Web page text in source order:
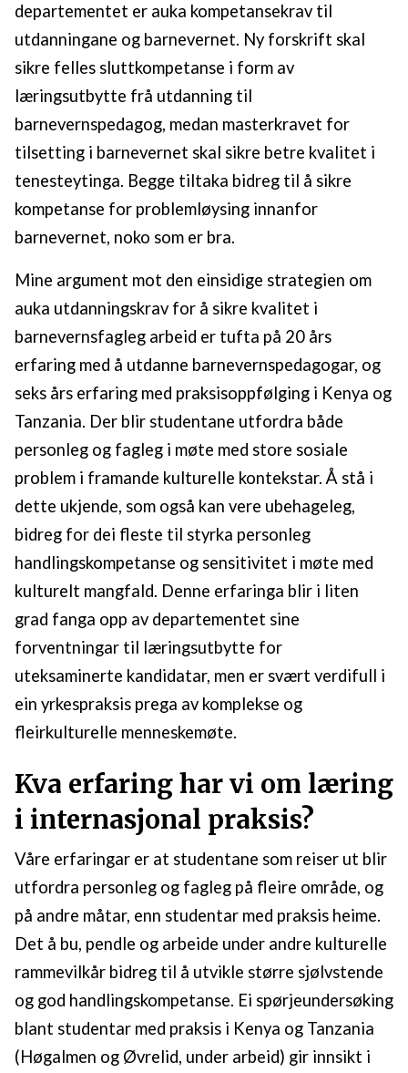
departementet er auka kompetansekrav til
utdanningane og barnevernet. Ny forskrift skal
sikre felles sluttkompetanse i form av
læringsutbytte frå utdanning til
barnevernspedagog, medan masterkravet for
tilsetting i barnevernet skal sikre betre kvalitet i
tenesteytinga. Begge tiltaka bidreg til å sikre
kompetanse for problemløysing innanfor
barnevernet, noko som er bra.
Mine argument mot den einsidige strategien om
auka utdanningskrav for å sikre kvalitet i
barnevernsfagleg arbeid er tufta på 20 års
erfaring med å utdanne barnevernspedagogar, og
seks års erfaring med praksisoppfølging i Kenya og
Tanzania. Der blir studentane utfordra både
personleg og fagleg i møte med store sosiale
problem i framande kulturelle kontekstar. Å stå i
dette ukjende, som også kan vere ubehageleg,
bidreg for dei fleste til styrka personleg
handlingskompetanse og sensitivitet i møte med
kulturelt mangfald. Denne erfaringa blir i liten
grad fanga opp av departementet sine
forventningar til læringsutbytte for
uteksaminerte kandidatar, men er svært verdifull i
ein yrkespraksis prega av komplekse og
fleirkulturelle menneskemøte.
Kva erfaring har vi om læring
i internasjonal praksis?
Våre erfaringar er at studentane som reiser ut blir
utfordra personleg og fagleg på fleire område, og
på andre måtar, enn studentar med praksis heime.
Det å bu, pendle og arbeide under andre kulturelle
rammevilkår bidreg til å utvikle større sjølvstende
og god handlingskompetanse. Ei spørjeundersøking
blant studentar med praksis i Kenya og Tanzania
(Høgalmen og Øvrelid, under arbeid) gir innsikt i